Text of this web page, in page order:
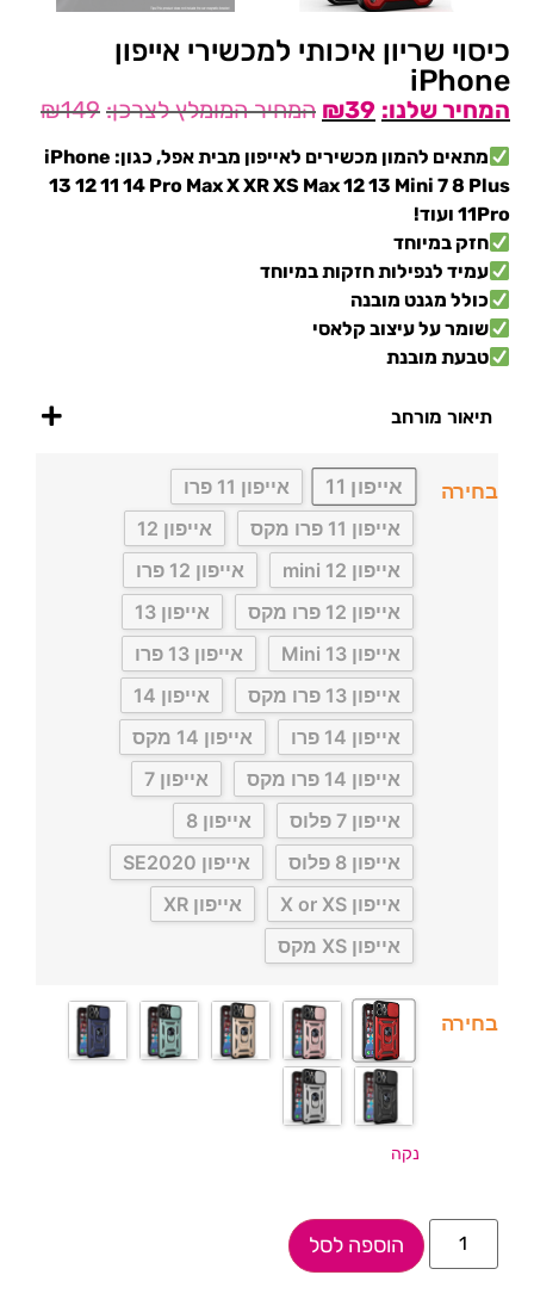
כיסוי שריון איכותי למכשירי אייפון
iPhone
₪149 ₪39
מתאים להמון מכשירים לאייפון מבית אפל, כגון: iPhone
13 12 11 14 Pro Max X XR XS Max 12 13 Mini 7 8 Plus
11Pro ועוד!
חזק במיוחד
עמיד לנפילות חזקות במיוחד
כולל מגנט מובנה
שומר על עיצוב קלאסי
טבעת מובנת
תיאור מורחב
בחירה אייפון 11
אייפון 11 פרו
אייפון 11 פרו מקס
אייפון 12
אייפון 12 mini
אייפון 12 פרו
אייפון 12 פרו מקס
אייפון 13
אייפון 13 Mini
אייפון 13 פרו
אייפון 13 פרו מקס
אייפון 14
אייפון 14 פרו
אייפון 14 מקס
אייפון 14 פרו מקס
אייפון 7
אייפון 7 פלוס
אייפון 8
אייפון 8 פלוס
אייפון SE2020
אייפון X or XS
אייפון XR
אייפון XS מקס
בחירה
נקה
הוספה לסל